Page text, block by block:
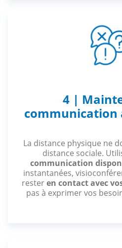
4 |
communication
La distance physique ne
distance sociale.
communication
instantanées,
resteren contact avec
pas à exprimer vos